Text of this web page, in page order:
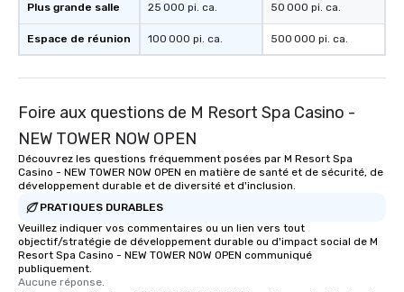
Plus grande salle
Espace de réunion
25 000 pi. ca.
100 000 pi. ca.
50 000 pi. ca.
500 000 pi. ca.
Foire aux questions de M Resort Spa Casino -
NEW TOWER NOW OPEN
Découvrez les questions fréquemment posées par M Resort Spa
Casino - NEW TOWER NOW OPEN en matière de santé et de sécurité, de
développement durable et de diversité et d'inclusion.
PRATIQUES DURABLES
Veuillez indiquer vos commentaires ou un lien vers tout
objectif/stratégie de développement durable ou d'impact social de M
Resort Spa Casino - NEW TOWER NOW OPEN communiqué
publiquement.
Aucune réponse.